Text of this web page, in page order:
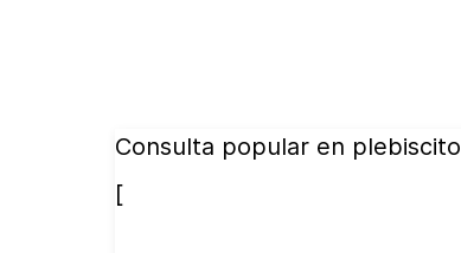
Consulta popular en plebiscito
[